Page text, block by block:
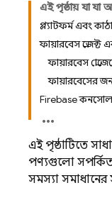
এই পৃষ্ঠায় যা যা
প্ল্যাটফর্ম এবং
ফায়ারবেস প্রজেক্ট
ফায়ারবেস
ফায়ারবেসের
Firebase কনসোল
এই পৃষ্ঠাটিতে
পণ্যগুলো সম্পর্কিত
সমস্যা